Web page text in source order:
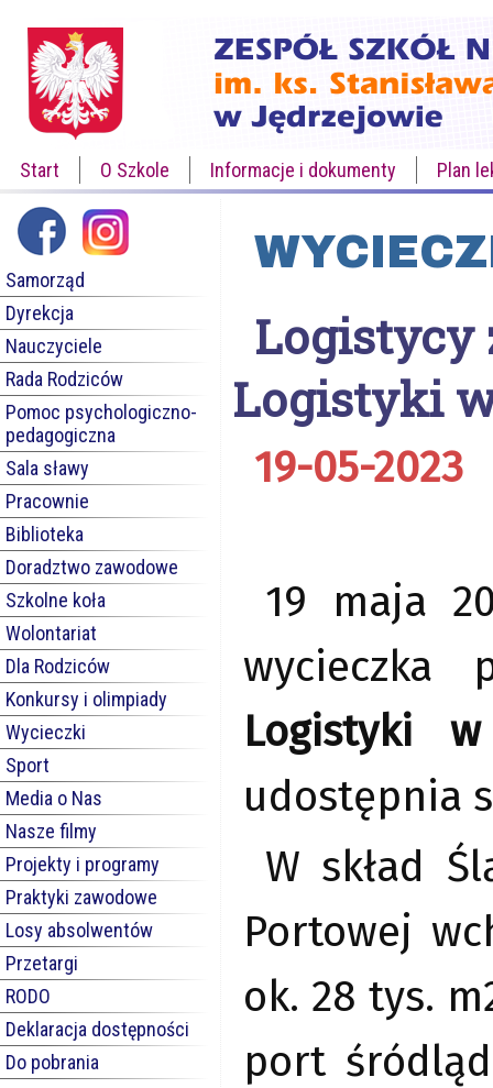
Start O Szkole Informacje i dokumenty Plan
Samorząd
Dyrekcja
Nauczyciele
Rada Rodziców
Pomoc psychologiczno-
pedagogiczna
Sala sławy
Pracownie
Biblioteka
Doradztwo zawodowe
Szkolne koła
Wolontariat
Dla Rodziców
Konkursy i olimpiady
Wycieczki
Sport
Media o Nas
Nasze filmy
Projekty i programy
Praktyki zawodowe
Losy absolwentów
Przetargi
RODO
Deklaracja dostępności
Do pobrania
Logistycy
Logistyki
19-05-2023
19 maja
wycieczka
Logistyki
udostępnia
W skład
Portowej
ok. 28 tys.
port